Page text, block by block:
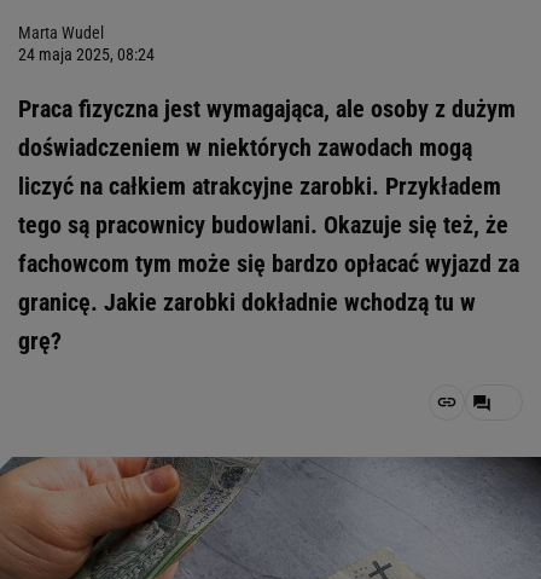
Marta Wudel
24 maja 2025, 08:24
Praca fizyczna jest wymagająca, ale osoby z dużym
doświadczeniem w niektórych zawodach mogą
liczyć na całkiem atrakcyjne zarobki. Przykładem
tego są pracownicy budowlani. Okazuje się też, że
fachowcom tym może się bardzo opłacać wyjazd za
granicę. Jakie zarobki dokładnie wchodzą tu w
grę?